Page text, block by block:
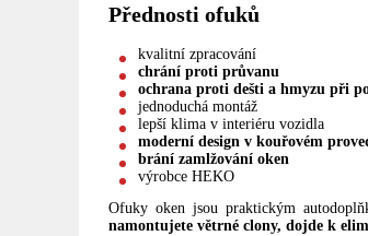
Přednosti ofuků
kvalitní zpracování
chrání proti průvanu
ochrana proti dešti a hmyzu při
jednoduchá montáž
lepší klima v interiéru vozidla
moderní design v kouřovém
brání zamlžování oken
výrobce HEKO
Ofuky oken jsou praktickým
namontujete větrné clony, dojde k